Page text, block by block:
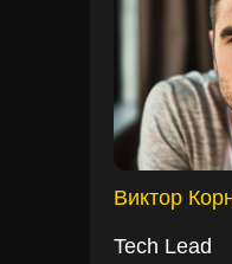
Виктор
Tech Lead